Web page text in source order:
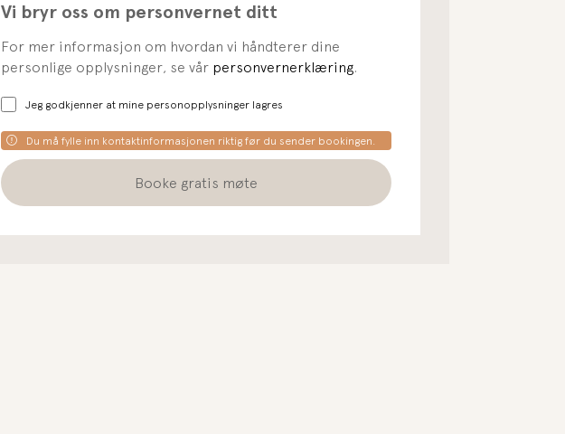
Vi bryr oss om personvernet ditt
For mer informasjon om hvordan vi håndterer dine
personlige opplysninger, se vår personvernerklæring.
Jeg godkjenner at mine personopplysninger lagres
Du må fylle inn kontaktinformasjonen riktig før du sender bookingen.
Booke gratis møte